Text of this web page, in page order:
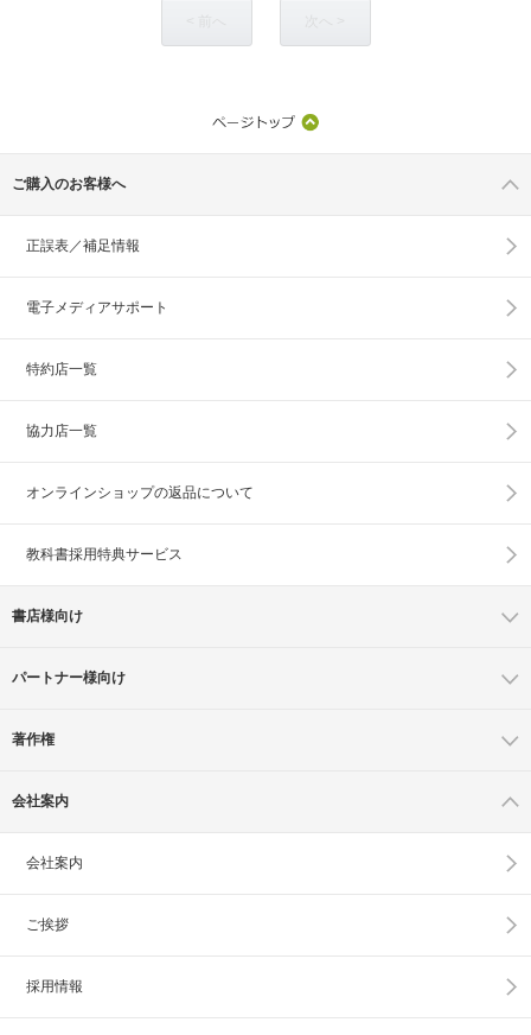
ご購入のお客様へ
正誤表／補足情報
電子メディアサポート
特約店一覧
協力店一覧
オンラインショップの返品について
教科書採用特典サービス
書店様向け
パートナー様向け
著作権
会社案内
会社案内
ご挨拶
採用情報